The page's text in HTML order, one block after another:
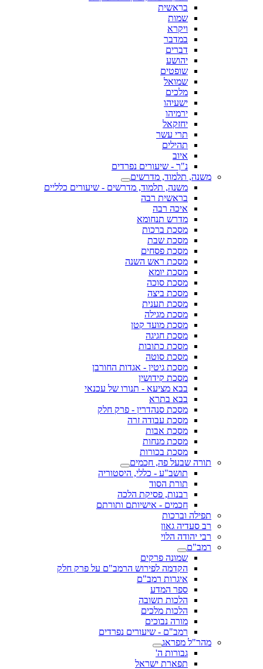
בראשית
שמות
ויקרא
במדבר
דברים
יהושע
שופטים
שמואל
מלכים
ישעיהו
ירמיהו
יחזקאל
תרי עשר
תהילים
איוב
נ"ך - שיעורים נפרדים
משנה, תלמוד, מדרשים
משנה, תלמוד, מדרשים - שיעורים כלליים
בראשית רבה
איכה רבה
מדרש תנחומא
מסכת ברכות
מסכת שבת
מסכת פסחים
מסכת ראש השנה
מסכת יומא
מסכת סוכה
מסכת ביצה
מסכת תענית
מסכת מגילה
מסכת מועד קטן
מסכת חגיגה
מסכת כתובות
מסכת סוטה
מסכת גיטין - אגדות החורבן
מסכת קידושין
בבא מציעא - תנורו של עכנאי
בבא בתרא
מסכת סנהדרין - פרק חלק
מסכת עבודה זרה
מסכת אבות
מסכת מנחות
מסכת בכורות
תורה שבעל פה, חכמים
תושב"ע - כללי, היסטוריה
תורת הסוד
רבנות, פסיקת הלכה
חכמים - אישיותם ותורתם
תפילה וברכות
רב סעדיה גאון
רבי יהודה הלוי
רמב"ם
שמונה פרקים
הקדמה לפירוש הרמב"ם על פרק חלק
איגרות רמב"ם
ספר המדע
הלכות תשובה
הלכות מלכים
מורה נבוכים
רמב"ם - שיעורים נפרדים
מהר"ל מפראג
גבורות ה'
תפארת ישראל